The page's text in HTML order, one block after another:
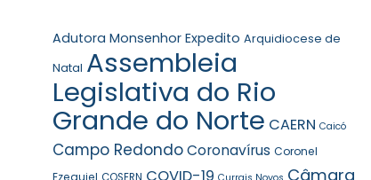
Adutora Monsenhor Expedito Arquidiocese de
Natal Assembleia
Legislativa do Rio
Grande do Norte CAERN Caicó
Campo Redondo Coronavírus Coronel
Ezequiel
Câmara